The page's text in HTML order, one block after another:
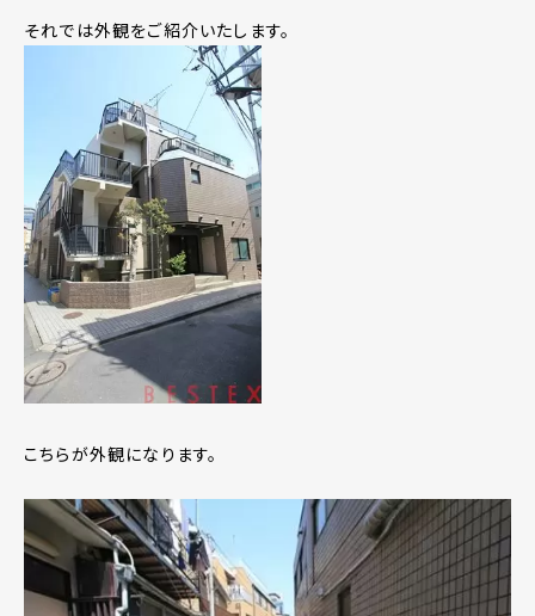
それでは外観をご紹介いたします。
こちらが外観になります。